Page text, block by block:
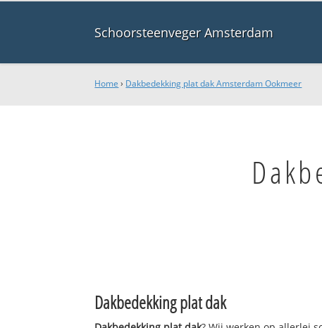
Schoorsteenveger Amsterdam
Home › Dakbedekking plat dak Amsterdam Ookmeer
Dakbedekking plat dak